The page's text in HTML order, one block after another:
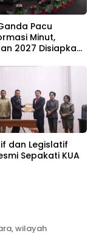
Pacu
Minut,
2027 Disiapkan
dan Legislatif
Sepakati KUA
wilayah